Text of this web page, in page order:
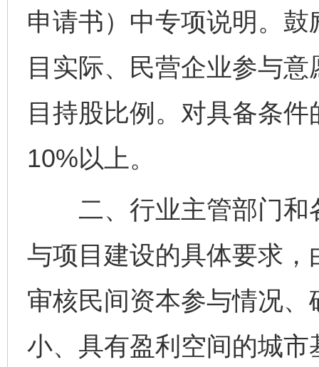
申请书）中专项说明。
目实际、民营企业参与
目持股比例。对具备条
10%以上。
二、行业主管部门和
与项目建设的具体要求
审核民间资本参与情况
小、具有盈利空间的城